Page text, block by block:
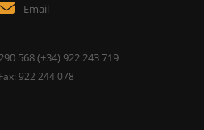
Email
568 (+34) 922 243 719
Fax: 922 244 078